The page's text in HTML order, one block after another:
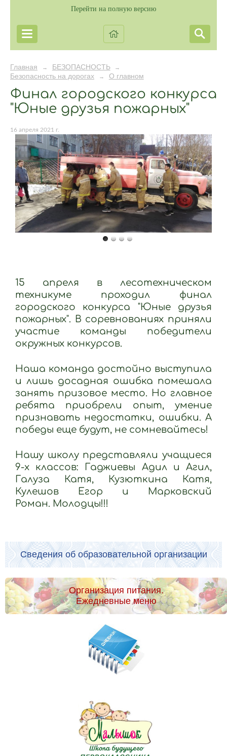
Перейти на полную версию
Главная → БЕЗОПАСНОСТЬ →
Безопасность на дорогах → О главном
Финал городского конкурса
"Юные друзья пожарных"
16 апреля 2021 г.
15 апреля в лесотехническом
техникуме проходил финал
городского конкурса "Юные друзья
пожарных". В соревнованиях приняли
участие команды победители
окружных конкурсов.
Наша команда достойно выступила
и лишь досадная ошибка помешала
занять призовое место. Но главное
ребята приобрели опыт, умение
признавать недостатки, ошибки. А
победы еще будут, не сомневайтесь!
Нашу школу представляли учащиеся
9-х классов: Гаджиевы Адил и Агил,
Галуза Катя, Кузюткина Катя,
Кулешов Егор и Марковский
Роман. Молодцы!!!
Сведения об образовательной организации
Организация питания.
Ежедневные меню